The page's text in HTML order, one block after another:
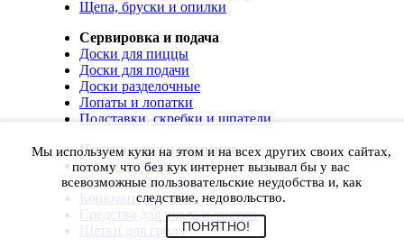
Щепа, бруски и опилки
Сервировка и подача
Доски для пиццы
Доски для подачи
Доски разделочные
Лопаты и лопатки
Подставки, скребки и шпатели
Чистка, уход и хранение
Чехлы и сумки
Коврики для гриля
Корючки для инструментов
Средства для ухода и чистки
Щетки для гриля
Мы используем куки на этом и на всех других своих сайтах,
потому что без кук интернет вызывал бы у вас
всевозможные пользовательские неудобства и, как
следствие, недовольство.
ПОНЯТНО!